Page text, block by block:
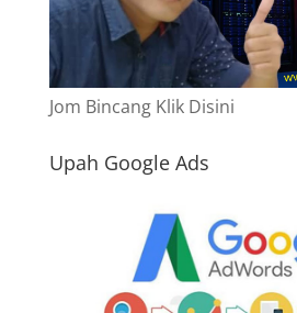
Jom Bincang Klik Disini
Upah Google Ads